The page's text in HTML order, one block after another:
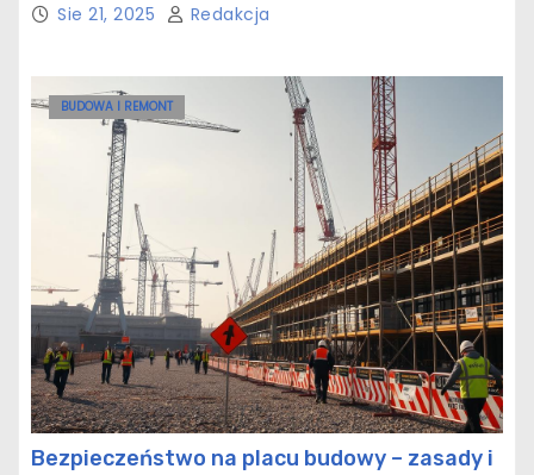
Sie 21, 2025 Redakcja
BUDOWA I REMONT
Bezpieczeństwo na placu budowy – zasady i